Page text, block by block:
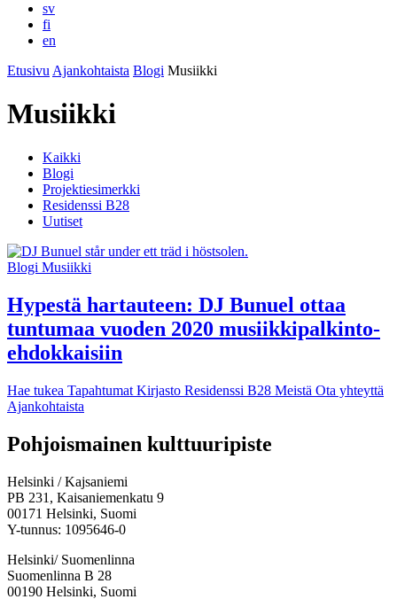
sv
fi
en
Etusivu Ajankohtaista Blogi Musiikki
Musiikki
Kaikki
Blogi
Projektiesimerkki
Residenssi B28
Uutiset
Blogi Musiikki
Hypestä hartauteen: DJ Bunuel ottaa
tuntumaa vuoden 2020 musiikki­palkinto­
ehdokkaisiin
Hae tukea Tapahtumat Kirjasto Residenssi B28 Meistä Ota yhteyttä
Ajankohtaista
Facebook:
Avataan
välilehteen
Instagram:
Avataan
välilehteen
TikTok:
Avataan
välilehteen
Youtube:
Avataan
välilehteen
Vimeo:
Avataan
välilehteen
Pohjoismainen kulttuuripiste
Helsinki / Kajsaniemi
PB 231, Kaisaniemenkatu 9
00171 Helsinki, Suomi
Y-tunnus: 1095646-0
Helsinki/ Suomenlinna
Suomenlinna B 28
00190 Helsinki, Suomi